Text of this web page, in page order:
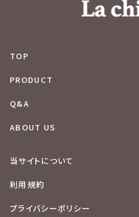
TOP
PRODUCT
Q&A
ABOUT US
当サイトについて
利用規約
プライバシーポリシー